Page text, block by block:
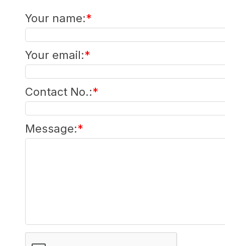
Your name:*
Your email:*
Contact No.:*
Message:*